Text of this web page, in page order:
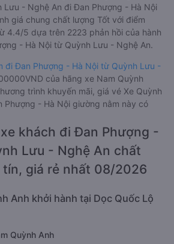
Lưu - Nghệ An đi Đan Phượng - Hà Nội
giá chung chất lượng Tốt với điểm
4.4/5 dựa trên 2223 phản hồi của hành
- Hà Nội từ Quỳnh Lưu - Nghệ An.
đi Đan Phượng - Hà Nội từ Quỳnh Lưu -
của hãng xe Nam Quỳnh
trình khuyến mãi, giá vé Xe Quỳnh
Phượng - Hà Nội giường nằm này có
xe khách đi Đan Phượng -
Lưu - Nghệ An chất
giá rẻ nhất 08/2026
Anh khởi hành tại Dọc Quốc Lộ
Quỳnh Anh